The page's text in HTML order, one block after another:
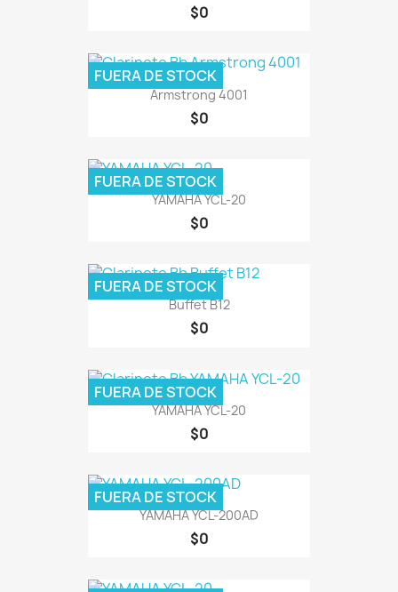
$0
Armstrong 4001
$0
FUERA DE STOCK
YAMAHA YCL-20
$0
FUERA DE STOCK
Buffet B12
$0
FUERA DE STOCK
YAMAHA YCL-20
$0
FUERA DE STOCK
YAMAHA YCL-200AD
$0
FUERA DE STOCK